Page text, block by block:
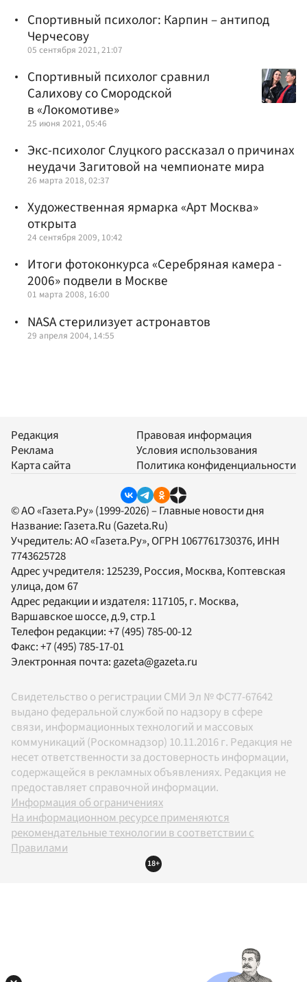
Спортивный психолог: Карпин – антипод
Черчесову
05 сентября 2021, 21:07
Спортивный психолог сравнил
Салихову со Смородской
в «Локомотиве»
25 июня 2021, 05:46
Экс-психолог Слуцкого рассказал о причинах
неудачи Загитовой на чемпионате мира
26 марта 2018, 02:37
Художественная ярмарка «Арт Москва»
открыта
24 сентября 2009, 10:42
Итоги фотоконкурса «Серебряная камера -
2006» подвели в Москве
01 марта 2008, 16:00
NASA стерилизует астронавтов
29 апреля 2004, 14:55
Редакция
Реклама
Карта сайта
Правовая информация
Условия использования
Политика конфиденциальности
© АО «Газета.Ру» (1999-2026) – Главные новости дня
Название: Газета.Ru (Gazeta.Ru)
Учредитель:АО «Газета.Ру», ОГРН 1067761730376, ИНН
7743625728
Адрес учредителя: 125239, Россия, Москва, Коптевская
улица, дом 67
Адрес редакции и издателя: 117105, г. Москва,
Варшавское шоссе, д.9, стр.1
Телефон редакции:+7 (495) 785-00-12
Факс:+7 (495) 785-17-01
Электронная почта:gazeta@gazeta.ru
Свидетельство о регистрации СМИ Эл № ФС77-67642
выдано федеральной службой по надзору в сфере
связи, информационных технологий и массовых
коммуникаций (Роскомнадзор) 10.11.2016 г. Редакция не
несет ответственности за достоверность информации,
содержащейся в рекламных объявлениях. Редакция не
предоставляет справочной информации.
Информация об ограничениях
На информационном ресурсе применяются
рекомендательные технологии в соответствии с
Правилами
18+